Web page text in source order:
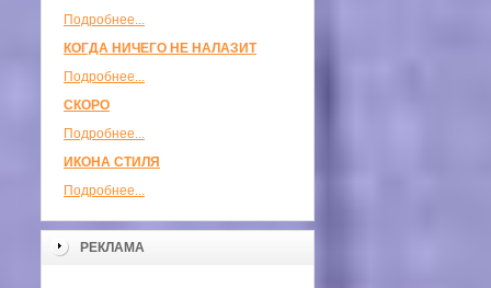
Подробнее...
КОГДА НИЧЕГО НЕ НАЛАЗИТ
Подробнее...
СКОРО
Подробнее...
ИКОНА СТИЛЯ
Подробнее...
РЕКЛАМА